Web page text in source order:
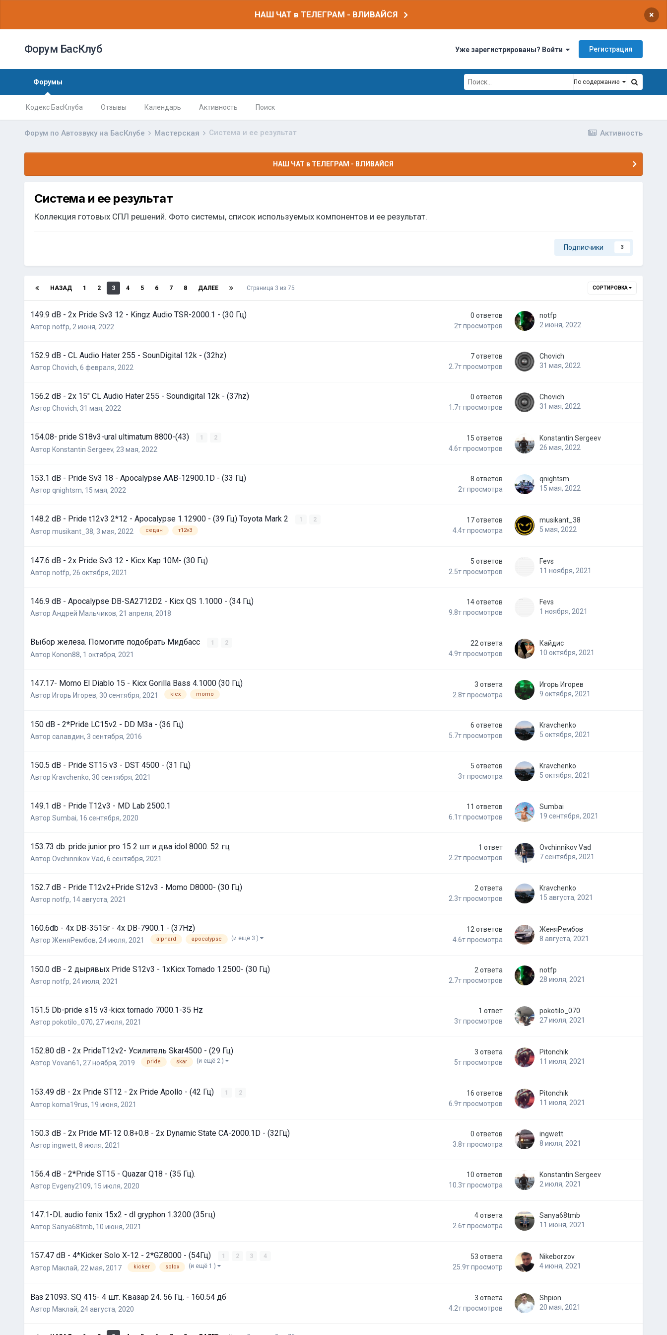
НАШ ЧАТ в ТЕЛЕГРАМ - ВЛИВАЙСЯ ×
Форум БасКлуб Уже зарегистрированы? Войти Регистрация
Форумы
Кодекс БасКлуба Отзывы Календарь Активность Поиск
По содержанию
Активность
Форум по Автозвуку на БасКлубе Мастерская Система и ее результат
НАШ ЧАТ в ТЕЛЕГРАМ - ВЛИВАЙСЯ
Система и ее результат
Коллекция готовых СПЛ решений. Фото системы, список используемых компонентов и ее результат.
Подписчики 3
СОРТИРОВКА
НАЗАД 1 2 3 4 5 6 7 8 ДАЛЕЕ Страница 3 из 75
149.9 dB - 2x Pride Sv3 12 - Kingz Audio TSR-2000.1 - (30 Гц)
Автор notfp, 2 июня, 2022
0 ответов
2т просмотров
notfp
2 июня, 2022
152.9 dB - CL Audio Hater 255 - SounDigital 12k - (32hz)
Автор Chovich, 6 февраля, 2022
7 ответов
2.7т просмотров
Chovich
31 мая, 2022
156.2 dB - 2x 15" CL Audio Hater 255 - Soundigital 12k - (37hz)
Автор Chovich, 31 мая, 2022
0 ответов
1.7т просмотров
Chovich
31 мая, 2022
154.08- pride S18v3-ural ultimatum 8800-(43) 1 2
Автор Konstantin Sergeev, 23 мая, 2022
15 ответов
4.6т просмотров
Konstantin Sergeev
26 мая, 2022
153.1 dB - Pride Sv3 18 - Apocalypse AAB-12900.1D - (33 Гц)
Автор qnightsm, 15 мая, 2022
8 ответов
2т просмотра
qnightsm
15 мая, 2022
148.2 dB - Pride t12v3 2*12 - Apocalypse 1.12900 - (39 Гц) Toyota Mark 2 1 2
Автор musikant_38, 3 мая, 2022 седан т12v3
17 ответов
4.4т просмотра
musikant_38
5 мая, 2022
147.6 dB - 2x Pride Sv3 12 - Kicx Kap 10M- (30 Гц)
Автор notfp, 26 октября, 2021
5 ответов
2.5т просмотров
Fevs
11 ноября, 2021
146.9 dB - Apocalypse DB-SA2712D2 - Kicx QS 1.1000 - (34 Гц)
Автор Андрей Мальчиков, 21 апреля, 2018
14 ответов
9.8т просмотров
Fevs
1 ноября, 2021
Выбор железа. Помогите подобрать Мидбасс 1 2
Автор Konon88, 1 октября, 2021
22 ответа
4.9т просмотров
Кайдис
10 октября, 2021
147.17- Momo El Diablo 15 - Kicx Gorilla Bass 4.1000 (30 Гц)
Автор Игорь Игорев, 30 сентября, 2021 kicx momo
3 ответа
2.8т просмотра
Игорь Игорев
9 октября, 2021
150 dB - 2*Pride LC15v2 - DD M3a - (36 Гц)
Автор салавдин, 3 сентября, 2016
6 ответов
5.7т просмотров
Kravchenko
5 октября, 2021
150.5 dB - Pride ST15 v3 - DST 4500 - (31 Гц)
Автор Kravchenko, 30 сентября, 2021
5 ответов
3т просмотра
Kravchenko
5 октября, 2021
149.1 dB - Pride T12v3 - MD Lab 2500.1
Автор Sumbai, 16 сентября, 2020
11 ответов
6.1т просмотров
Sumbai
19 сентября, 2021
153.73 db. pride junior pro 15 2 шт и два idol 8000. 52 гц
Автор Ovchinnikov Vad, 6 сентября, 2021
1 ответ
2.2т просмотров
Ovchinnikov Vad
7 сентября, 2021
152.7 dB - Pride T12v2+Pride S12v3 - Momo D8000- (30 Гц)
Автор notfp, 14 августа, 2021
2 ответа
2.3т просмотров
Kravchenko
15 августа, 2021
160.6db - 4x DB-3515r - 4x DB-7900.1 - (37Hz)
Автор ЖеняРембов, 24 июля, 2021 alphard apocalypse (и ещё 3 )
12 ответов
4.6т просмотра
ЖеняРембов
8 августа, 2021
150.0 dB - 2 дырявых Pride S12v3 - 1хKicx Tornado 1.2500- (30 Гц)
Автор notfp, 24 июля, 2021
2 ответа
2.7т просмотров
notfp
28 июля, 2021
151.5 Db-pride s15 v3-kicx tornado 7000.1-35 Hz
Автор pokotilo_070, 27 июля, 2021
1 ответ
3т просмотров
pokotilo_070
27 июля, 2021
152.80 dB - 2x PrideT12v2- Усилитель Skar4500 - (29 Гц)
Автор Vovan61, 27 ноября, 2019 pride skar (и ещё 2 )
3 ответа
5т просмотров
Pitonchik
11 июля, 2021
153.49 dB - 2x Pride ST12 - 2x Pride Apollo - (42 Гц) 1 2
Автор koma19rus, 19 июня, 2021
16 ответов
6.9т просмотров
Pitonchik
11 июля, 2021
150.3 dB - 2x Pride MT-12 0.8+0.8 - 2x Dynamic State CA-2000.1D - (32Гц)
Автор ingwett, 8 июля, 2021
0 ответов
3.8т просмотра
ingwett
8 июля, 2021
156.4 dB - 2*Pride ST15 - Quazar Q18 - (35 Гц).
Автор Evgeny2109, 15 июля, 2020
10 ответов
10.3т просмотра
Konstantin Sergeev
2 июля, 2021
147.1-DL audio fenix 15x2 - dl gryphon 1.3200 (35гц)
Автор Sanya68tmb, 10 июня, 2021
4 ответа
2.6т просмотра
Sanya68tmb
11 июня, 2021
157.47 dB - 4*Kicker Solo X-12 - 2*GZ8000 - (54Гц) 1 2 3 4
Автор Маклай, 22 мая, 2017 kicker solox (и ещё 1 )
53 ответа
25.9т просмотр
Nikeborzov
4 июня, 2021
Ваз 21093. SQ 415- 4 шт. Квазар 24. 56 Гц. - 160.54 дб
Автор Маклай, 24 августа, 2020
3 ответа
4.2т просмотров
Shpion
20 мая, 2021